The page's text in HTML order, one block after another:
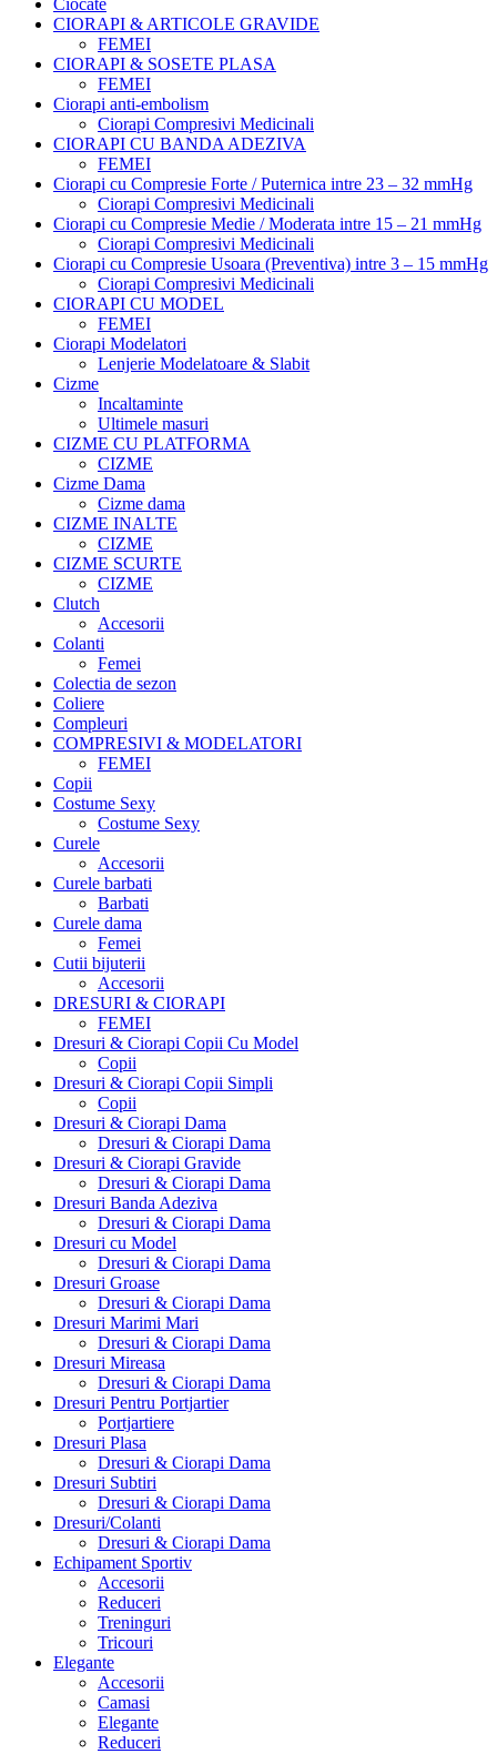
Ciocate
CIORAPI & ARTICOLE GRAVIDE
FEMEI
CIORAPI & SOSETE PLASA
FEMEI
Ciorapi anti-embolism
Ciorapi Compresivi Medicinali
CIORAPI CU BANDA ADEZIVA
FEMEI
Ciorapi cu Compresie Forte / Puternica intre 23 – 32 mmHg
Ciorapi Compresivi Medicinali
Ciorapi cu Compresie Medie / Moderata intre 15 – 21 mmHg
Ciorapi Compresivi Medicinali
Ciorapi cu Compresie Usoara (Preventiva) intre 3 – 15 mmHg
Ciorapi Compresivi Medicinali
CIORAPI CU MODEL
FEMEI
Ciorapi Modelatori
Lenjerie Modelatoare & Slabit
Cizme
Incaltaminte
Ultimele masuri
CIZME CU PLATFORMA
CIZME
Cizme Dama
Cizme dama
CIZME INALTE
CIZME
CIZME SCURTE
CIZME
Clutch
Accesorii
Colanti
Femei
Colectia de sezon
Coliere
Compleuri
COMPRESIVI & MODELATORI
FEMEI
Copii
Costume Sexy
Costume Sexy
Curele
Accesorii
Curele barbati
Barbati
Curele dama
Femei
Cutii bijuterii
Accesorii
DRESURI & CIORAPI
FEMEI
Dresuri & Ciorapi Copii Cu Model
Copii
Dresuri & Ciorapi Copii Simpli
Copii
Dresuri & Ciorapi Dama
Dresuri & Ciorapi Dama
Dresuri & Ciorapi Gravide
Dresuri & Ciorapi Dama
Dresuri Banda Adeziva
Dresuri & Ciorapi Dama
Dresuri cu Model
Dresuri & Ciorapi Dama
Dresuri Groase
Dresuri & Ciorapi Dama
Dresuri Marimi Mari
Dresuri & Ciorapi Dama
Dresuri Mireasa
Dresuri & Ciorapi Dama
Dresuri Pentru Portjartier
Portjartiere
Dresuri Plasa
Dresuri & Ciorapi Dama
Dresuri Subtiri
Dresuri & Ciorapi Dama
Dresuri/Colanti
Dresuri & Ciorapi Dama
Echipament Sportiv
Accesorii
Reduceri
Treninguri
Tricouri
Elegante
Accesorii
Camasi
Elegante
Reduceri